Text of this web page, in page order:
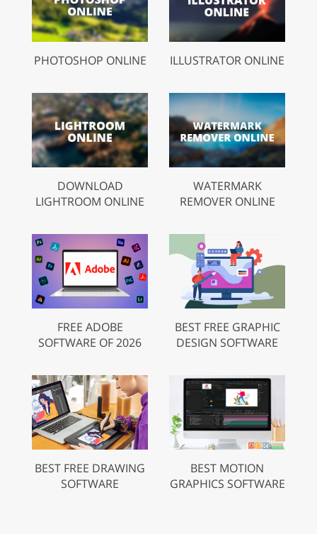
PHOTOSHOP ONLINE ILLUSTRATOR ONLINE
DOWNLOAD
LIGHTROOM ONLINE
WATERMARK
REMOVER ONLINE
FREE ADOBE
SOFTWARE OF 2026
BEST FREE GRAPHIC
DESIGN SOFTWARE
BEST FREE DRAWING
SOFTWARE
BEST MOTION
GRAPHICS SOFTWARE